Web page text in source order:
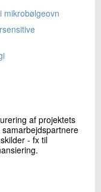
mikrobølgeovn
af projektets
- fx til